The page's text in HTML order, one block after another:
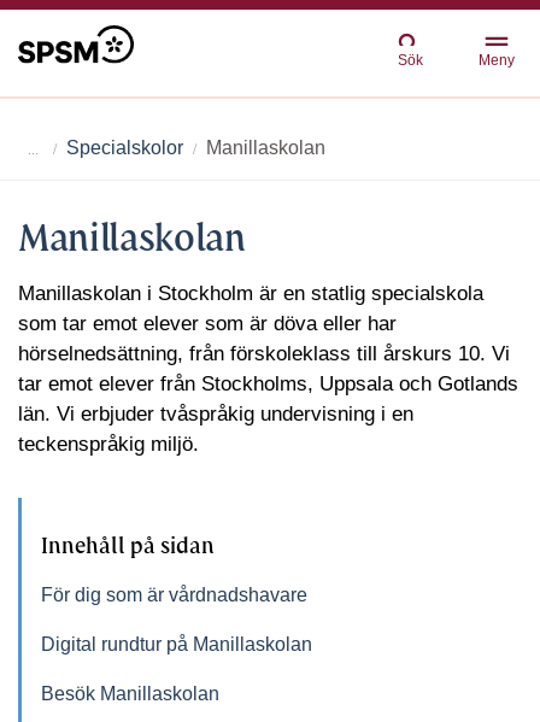
Sök Meny
Specialskolor Manillaskolan
Manillaskolan
Manillaskolan i Stockholm är en statlig specialskola
som tar emot elever som är döva eller har
hörselnedsättning, från förskoleklass till årskurs 10. Vi
tar emot elever från Stockholms, Uppsala och Gotlands
län. Vi erbjuder tvåspråkig undervisning i en
teckenspråkig miljö.
Innehåll på sidan
För dig som är vårdnadshavare
Digital rundtur på Manillaskolan
Besök Manillaskolan